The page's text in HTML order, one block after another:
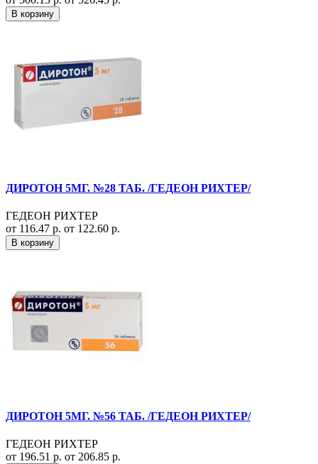
В корзину
ДИРОТОН 5МГ. №28 ТАБ. /ГЕДЕОН РИХТЕР/
ГЕДЕОН РИХТЕР
от 116.47 р. от 122.60 р.
В корзину
ДИРОТОН 5МГ. №56 ТАБ. /ГЕДЕОН РИХТЕР/
ГЕДЕОН РИХТЕР
от 196.51 р. от 206.85 р.